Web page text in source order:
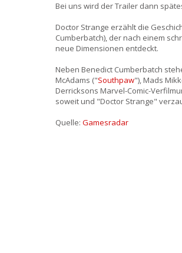
Bei uns wird der Trailer dann
Doctor Strange erzählt die
Cumberbatch), der nach einem
neue Dimensionen entdeckt.
Neben Benedict Cumberbatch
McAdams ("Southpaw"), Mads
Derricksons Marvel-Comic-
soweit und "Doctor Strange"
Quelle:Gamesradar